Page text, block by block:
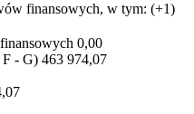
finansowych, w tym: (+1)
0,00
F - G) 463 974,07